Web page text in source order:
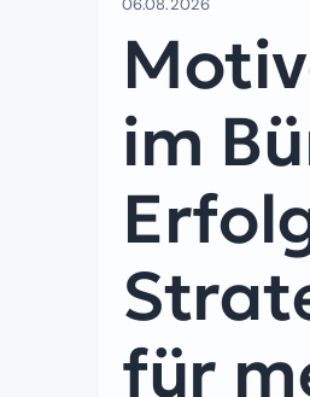
06.08.2026
im
für